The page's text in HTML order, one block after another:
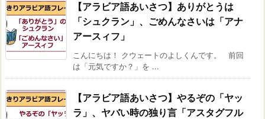
【アラビア語あいさつ】ありがとうは
「シュクラン」、ごめんなさいは「アナ
アースィフ」
こんにちは！ クウェートのよしくんです。 前回
は「元気ですか？」を ...
【アラビア語あいさつ】やるぞの「ヤッ
ラ」、ヤバい時の独り言「アスタグフル